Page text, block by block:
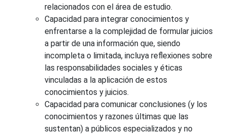
relacionados con el área de estudio.
Capacidad para integrar conocimientos y
enfrentarse a la complejidad de formular juicios
a partir de una información que, siendo
incompleta o limitada, incluya reflexiones sobre
las responsabilidades sociales y éticas
vinculadas a la aplicación de estos
conocimientos y juicios.
Capacidad para comunicar conclusiones (y los
conocimientos y razones últimas que las
sustentan) a públicos especializados y no